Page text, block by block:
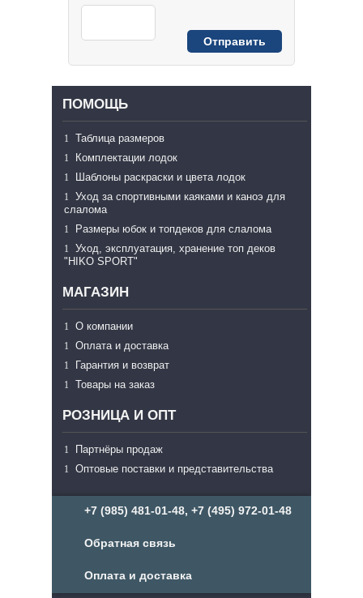
ПОМОЩЬ
Таблица размеров
Комплектации лодок
Шаблоны раскраски и цвета лодок
Уход за спортивными каяками и каноэ для
слалома
Размеры юбок и топдеков для слалома
Уход, эксплуатация, хранение топ деков
"HIKO SPORT"
МАГАЗИН
О компании
Оплата и доставка
Гарантия и возврат
Товары на заказ
РОЗНИЦА И ОПТ
Партнёры продаж
Оптовые поставки и представительства
+7 (985) 481-01-48, +7 (495) 972-01-48
Обратная связь
Оплата и доставка